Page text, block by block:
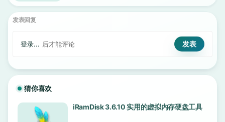
发表回复
登录... 后才能评论
猜你喜欢
iRamDisk 3.6.10 实用的虚拟内存硬盘工具